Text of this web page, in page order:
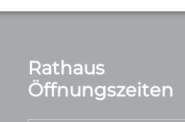
Rathaus
Öffnungszeiten